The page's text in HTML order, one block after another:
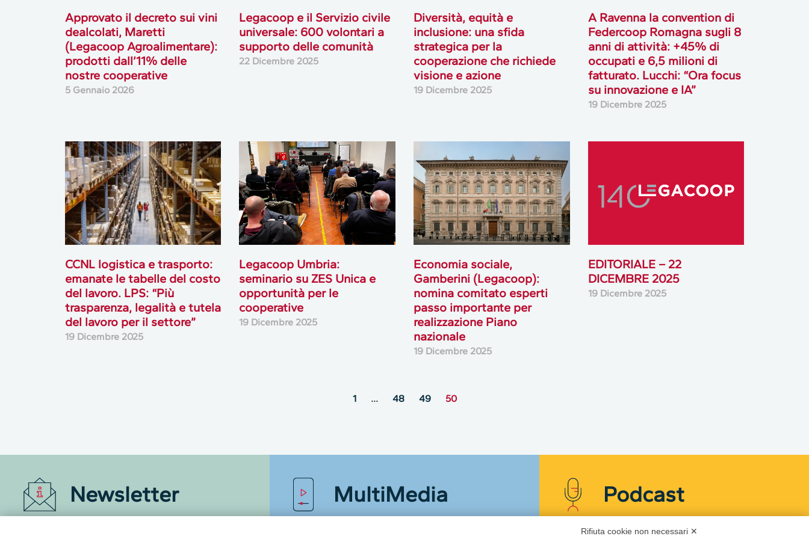
Approvato il decreto sui vini
dealcolati, Maretti
(Legacoop Agroalimentare):
prodotti dall’11% delle
nostre cooperative
5 Gennaio 2026
Legacoop e il Servizio civile
universale: 600 volontari a
supporto delle comunità
22 Dicembre 2025
Diversità, equità e
inclusione: una sfida
strategica per la
cooperazione che richiede
visione e azione
19 Dicembre 2025
A Ravenna la convention di
Federcoop Romagna sugli 8
anni di attività: +45% di
occupati e 6,5 milioni di
fatturato. Lucchi: “Ora focus
su innovazione e IA”
19 Dicembre 2025
CCNL logistica e trasporto:
emanate le tabelle del costo
del lavoro. LPS: “Più
trasparenza, legalità e tutela
del lavoro per il settore”
19 Dicembre 2025
Legacoop Umbria:
seminario su ZES Unica e
opportunità per le
cooperative
19 Dicembre 2025
Economia sociale,
Gamberini (Legacoop):
nomina comitato esperti
passo importante per
realizzazione Piano
nazionale
19 Dicembre 2025
EDITORIALE – 22
DICEMBRE 2025
19 Dicembre 2025
1 … 48 49 50
Newsletter MultiMedia Podcast
Rifiuta cookie non necessari ✕